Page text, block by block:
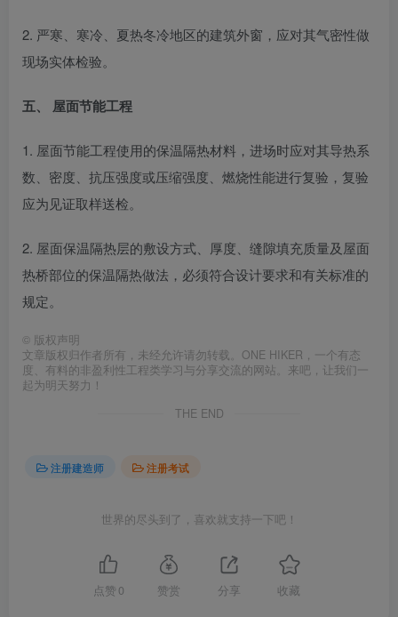
2. 严寒、寒冷、夏热冬冷地区的建筑外窗，应对其气密性做
现场实体检验。
五、 屋面节能工程
1. 屋面节能工程使用的保温隔热材料，进场时应对其导热系
数、密度、抗压强度或压缩强度、燃烧性能进行复验，复验
应为见证取样送检。
2. 屋面保温隔热层的敷设方式、厚度、缝隙填充质量及屋面
热桥部位的保温隔热做法，必须符合设计要求和有关标准的
规定。
© 版权声明
文章版权归作者所有，未经允许请勿转载。ONE HIKER，一个有态
度、有料的非盈利性工程类学习与分享交流的网站。来吧，让我们一
起为明天努力！
THE END
注册建造师 注册考试
世界的尽头到了，喜欢就支持一下吧！
点赞 0 赞赏 分享 收藏